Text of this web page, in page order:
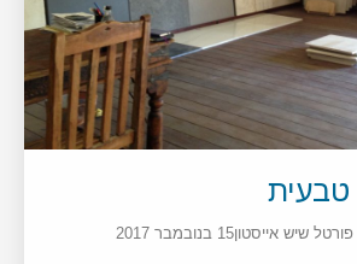
טבעית
פורטל שיש אייסטון15 בנובמבר 2017